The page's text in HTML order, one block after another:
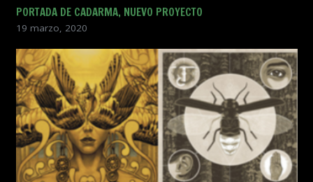
PORTADA DE CADARMA, NUEVO PROYECTO
19 marzo, 2020